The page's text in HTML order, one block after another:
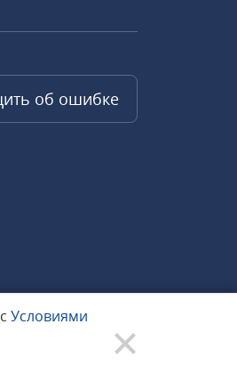
Условиями
об ошибке